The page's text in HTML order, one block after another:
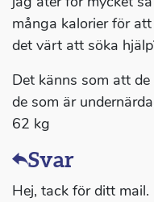
många kalorier för
det värt att söka
Det känns som att
de som är
62 kg
Svar
Hej, tack för ditt mail.